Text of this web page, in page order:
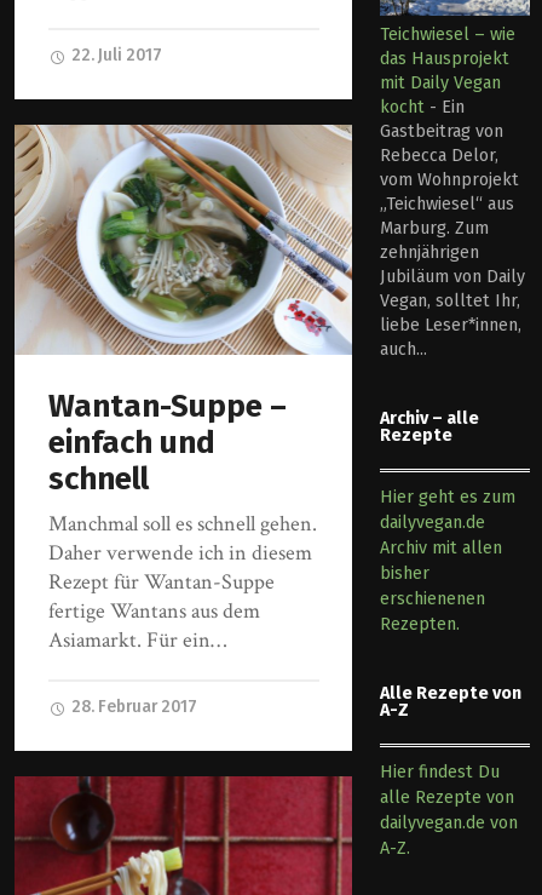
22. Juli 2017
Wantan-Suppe –
einfach und
schnell
Manchmal soll es schnell gehen.
Daher verwende ich in diesem
Rezept für Wantan-Suppe
fertige Wantans aus dem
Asiamarkt. Für ein…
28. Februar 2017
Teichwiesel – wie
das Hausprojekt
mit Daily Vegan
kocht - Ein
Gastbeitrag von
Rebecca Delor,
vom Wohnprojekt
„Teichwiesel“ aus
Marburg. Zum
zehnjährigen
Jubiläum von Daily
Vegan, solltet Ihr,
liebe Leser*innen,
auch...
Archiv – alle
Rezepte
Hier geht es zum
dailyvegan.de
Archiv mit allen
bisher
erschienenen
Rezepten.
Alle Rezepte von
A-Z
Hier findest Du
alle Rezepte von
dailyvegan.de von
A-Z.